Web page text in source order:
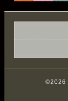
©2026